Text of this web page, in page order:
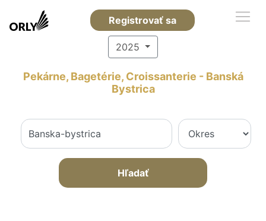
Registrovať sa
2025
Pekárne, Bagetérie, Croissanterie - Banská
Bystrica
Hľadať